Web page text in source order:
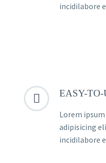
incidilabore

 EASY-
Lorem
adipisicing
incidilabore